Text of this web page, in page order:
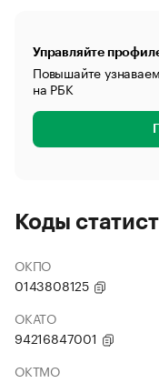
Управляйте
Повышайте
на РБК
Коды
ОКПО
0143808125
ОКАТО
94216847001
ОКТМО